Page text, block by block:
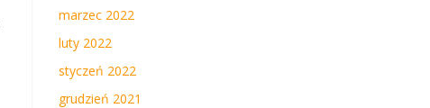
marzec 2022
luty 2022
styczeń 2022
grudzień 2021